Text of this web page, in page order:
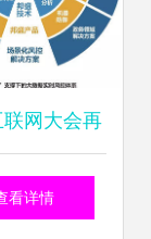
网大会再
邦盛科技凭
看详情